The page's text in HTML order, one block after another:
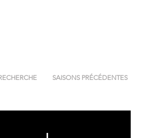
SAISONS PRÉCÉDENTES